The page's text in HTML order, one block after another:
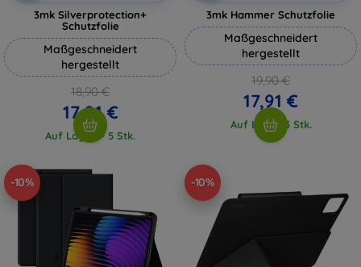
3mk Silverprotection+
Schutzfolie
Maßgeschneidert
hergestellt
18,90 €
17,01 €
Auf Lager > 5 Stk.
3mk Hammer Schutzfolie
Maßgeschneidert
hergestellt
19,90 €
17,91 €
Auf Lager 3 Stk.
-10% -10%